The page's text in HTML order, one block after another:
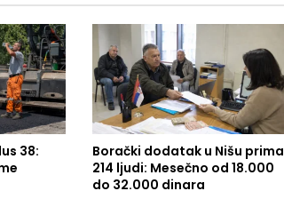
38:
Borački dodatak u Nišu prima
214 ljudi: Mesečno od 18.000
do 32.000 dinara